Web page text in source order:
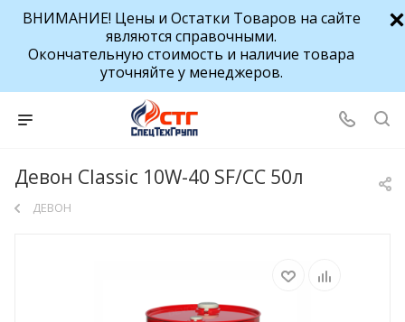
ВНИМАНИЕ! Цены и Остатки Товаров на сайте
являются справочными.
Окончательную стоимость и наличие товара
уточняйте у менеджеров.
Девон Classic 10W-40 SF/CC 50л
ДЕВОН